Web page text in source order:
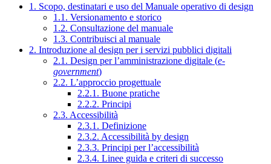
1. Scopo, destinatari e uso del Manuale operativo di design
1.1. Versionamento e storico
1.2. Consultazione del manuale
1.3. Contribuisci al manuale
2. Introduzione al design per i servizi pubblici digitali
2.1. Design per l’amministrazione digitale (e-
government)
2.2. L’approccio progettuale
2.2.1. Buone pratiche
2.2.2. Principi
2.3. Accessibilità
2.3.1. Definizione
2.3.2. Accessibilità by design
2.3.3. Principi per l’accessibilità
2.3.4. Linee guida e criteri di successo